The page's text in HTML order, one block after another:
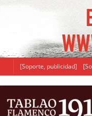
[Soporte, publicidad]